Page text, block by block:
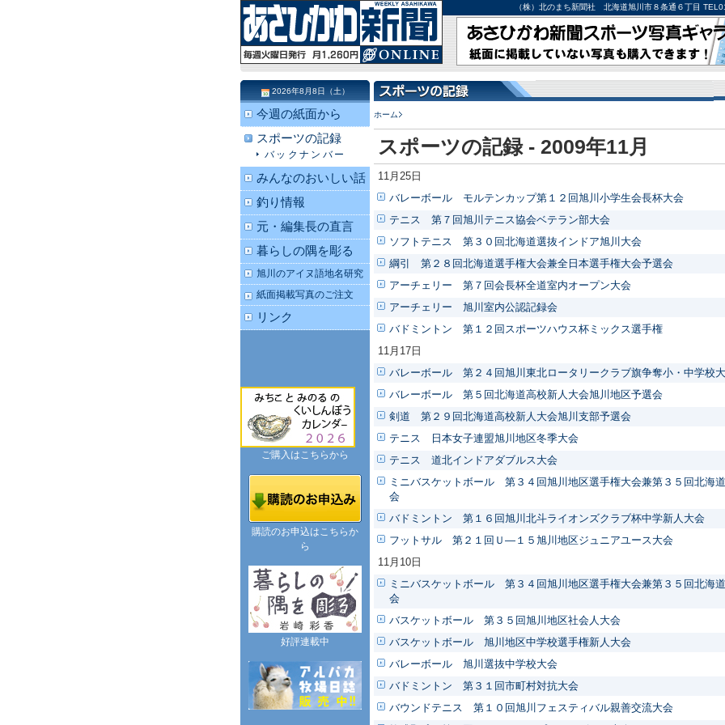
（株）北のまち新聞社 北海道旭川市８条通６丁目
ホーム
スポーツの記録 - 2009年11月
11月25日
バレーボール モルテンカップ第１２回旭川小学生会長杯大会
テニス 第７回旭川テニス協会ベテラン部大会
ソフトテニス 第３０回北海道選抜インドア旭川大会
綱引 第２８回北海道選手権大会兼全日本選手権大会予選会
アーチェリー 第７回会長杯全道室内オープン大会
アーチェリー 旭川室内公認記録会
バドミントン 第１２回スポーツハウス杯ミックス選手権
11月17日
バレーボール 第２４回旭川東北ロータリークラブ旗争奪小・中学校
バレーボール 第５回北海道高校新人大会旭川地区予選会
剣道 第２９回北海道高校新人大会旭川支部予選会
テニス 日本女子連盟旭川地区冬季大会
テニス 道北インドアダブルス大会
ミニバスケットボール 第３４回旭川地区選手権大会兼第３５回北海
会
バドミントン 第１６回旭川北斗ライオンズクラブ杯中学新人大会
フットサル 第２１回Ｕ―１５旭川地区ジュニアユース大会
11月10日
ミニバスケットボール 第３４回旭川地区選手権大会兼第３５回北海
会
バスケットボール 第３５回旭川地区社会人大会
バスケットボール 旭川地区中学校選手権新人大会
バレーボール 旭川選抜中学校大会
バドミントン 第３１回市町村対抗大会
バウンドテニス 第１０回旭川フェスティバル親善交流大会
2026年8月8日（土）
今週の紙面から
スポーツの記録
バックナンバー
みんなのおいしい話
釣り情報
元・編集長の直言
暮らしの隅を彫る
旭川のアイヌ語地名研究
紙面掲載写真のご注文
リンク
ご購入はこちらから
購読のお申込はこちらか
ら
好評連載中